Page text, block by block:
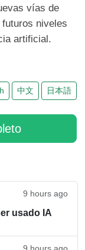
vías de
niveles
artificial.
中文 日本語
9 hours ago
usado IA
9 hours ago